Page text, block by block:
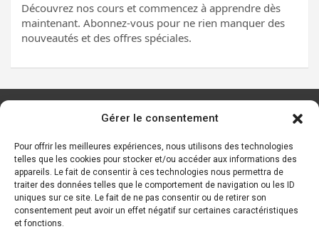
Gérer le consentement
Pour offrir les meilleures expériences, nous utilisons des technologies
telles que les cookies pour stocker et/ou accéder aux informations des
appareils. Le fait de consentir à ces technologies nous permettra de
traiter des données telles que le comportement de navigation ou les ID
uniques sur ce site. Le fait de ne pas consentir ou de retirer son
consentement peut avoir un effet négatif sur certaines caractéristiques
et fonctions.
Découvrez nos cours et commencez à apprendre dès
maintenant. Abonnez-vous pour ne rien manquer des
nouveautés et des offres spéciales.
Les principaux outils d’IA
Ressources sur l’IA
Start-ups de l’IA
Les personnalités de l’IA
Lexique de l’IA générative et des chatbots IA